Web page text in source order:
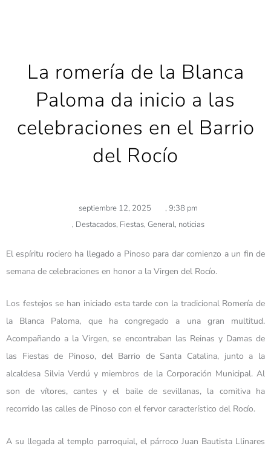
La romería de la Blanca
Paloma da inicio a las
celebraciones en el Barrio
del Rocío
septiembre 12, 2025 , 9:38 pm
, Destacados, Fiestas, General, noticias
El espíritu rociero ha llegado a Pinoso para dar comienzo a un fin de
semana de celebraciones en honor a la Virgen del Rocío.
Los festejos se han iniciado esta tarde con la tradicional Romería de
la Blanca Paloma, que ha congregado a una gran multitud.
Acompañando a la Virgen, se encontraban las Reinas y Damas de
las Fiestas de Pinoso, del Barrio de Santa Catalina, junto a la
alcaldesa Silvia Verdú y miembros de la Corporación Municipal. Al
son de vítores, cantes y el baile de sevillanas, la comitiva ha
recorrido las calles de Pinoso con el fervor característico del Rocío.
A su llegada al templo parroquial, el párroco Juan Bautista Llinares